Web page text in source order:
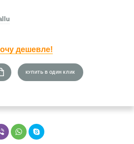
дешевле!
КУПИТЬ В ОДИН КЛИК